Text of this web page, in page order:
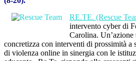
RE.TE. (Rescue
intervento cyber di
Carolina. Un’azione
concretizza con interventi di prossimità a
di violenza online in sinergia con le